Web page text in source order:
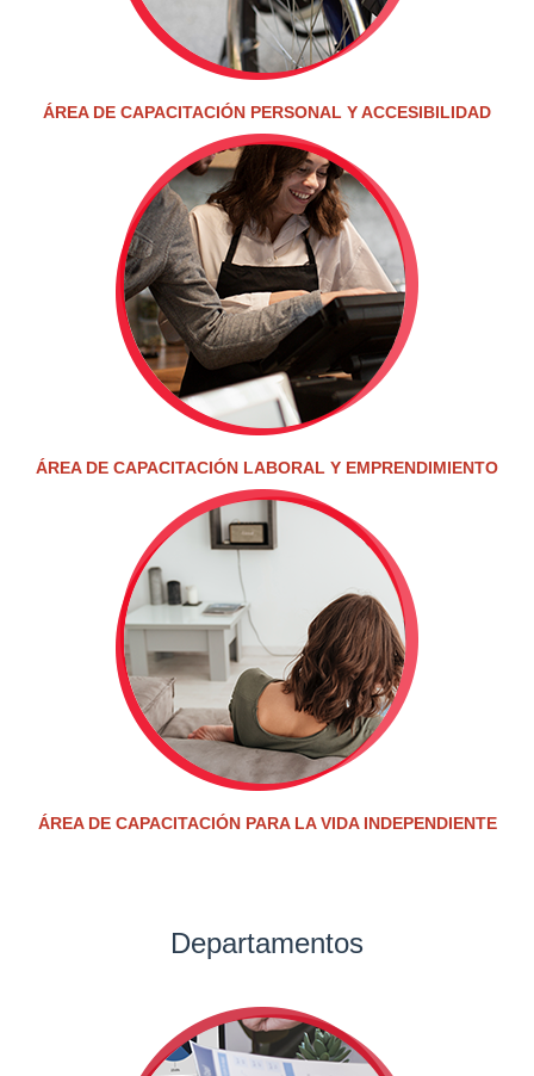
ÁREA DE CAPACITACIÓN PERSONAL Y ACCESIBILIDAD
ÁREA DE CAPACITACIÓN LABORAL Y EMPRENDIMIENTO
ÁREA DE CAPACITACIÓN PARA LA VIDA INDEPENDIENTE
Departamentos